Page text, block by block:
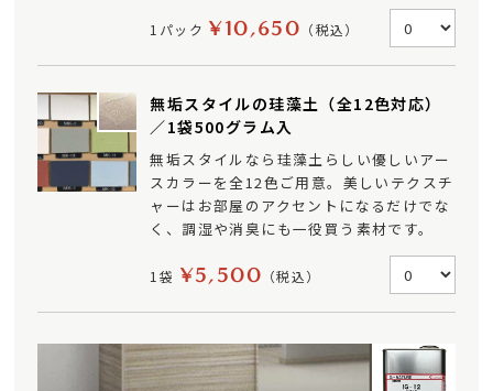
1パック ¥10,650 （税込）
無垢スタイルの珪藻土（全12色対応）
／1袋500グラム入
無垢スタイルなら珪藻土らしい優しいアー
スカラーを全12色ご用意。美しいテクスチ
ャーはお部屋のアクセントになるだけでな
く、調湿や消臭にも一役買う素材です。
1袋 ¥5,500 （税込）